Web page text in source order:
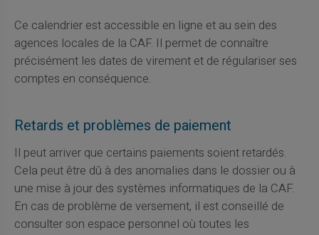
Ce calendrier est accessible en ligne et au sein des
agences locales de la CAF. Il permet de connaître
précisément les dates de virement et de régulariser ses
comptes en conséquence.
Retards et problèmes de paiement
Il peut arriver que certains paiements soient retardés.
Cela peut être dû à des anomalies dans le dossier ou à
une mise à jour des systèmes informatiques de la CAF.
En cas de problème de versement, il est conseillé de
consulter son espace personnel où toutes les